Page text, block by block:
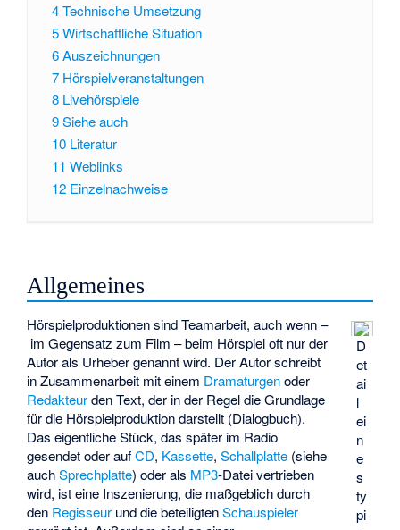
4Technische Umsetzung
5Wirtschaftliche Situation
6Auszeichnungen
7 Hörspielveranstaltungen
8 Livehörspiele
9Siehe auch
10 Literatur
11 Weblinks
12 Einzelnachweise
Allgemeines
D
et
ai
l
ei
n
e
s
ty
pi
Hörspielproduktionen sind Teamarbeit, auch wenn –
im Gegensatz zum Film – beim Hörspiel oft nur der
Autor als Urheber genannt wird. Der Autor schreibt
in Zusammenarbeit mit einem Dramaturgenoder
Redakteurden Text, der in der Regel die Grundlage
für die Hörspielproduktion darstellt (Dialogbuch).
Das eigentliche Stück, das später im Radio
gesendet oder aufCD, Kassette,Schallplatte (siehe
auchSprechplatte) oder als MP3-Datei vertrieben
wird, ist eine Inszenierung, die maßgeblich durch
den Regisseur und die beteiligtenSchauspieler